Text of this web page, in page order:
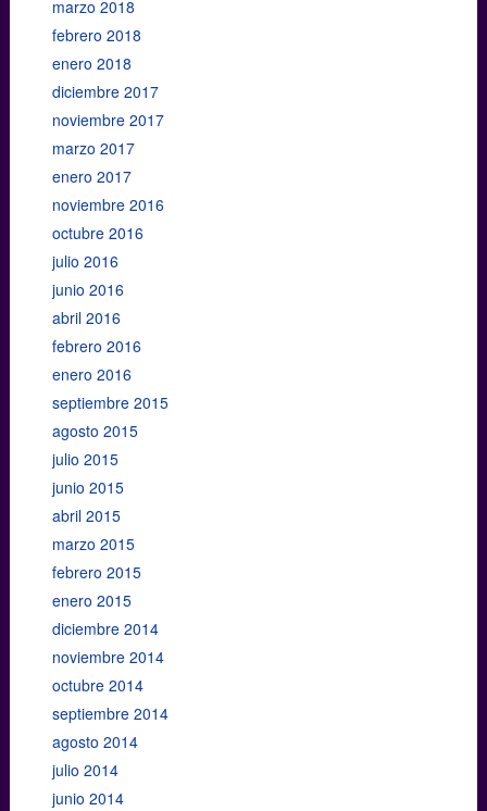
marzo 2018
febrero 2018
enero 2018
diciembre 2017
noviembre 2017
marzo 2017
enero 2017
noviembre 2016
octubre 2016
julio 2016
junio 2016
abril 2016
febrero 2016
enero 2016
septiembre 2015
agosto 2015
julio 2015
junio 2015
abril 2015
marzo 2015
febrero 2015
enero 2015
diciembre 2014
noviembre 2014
octubre 2014
septiembre 2014
agosto 2014
julio 2014
junio 2014